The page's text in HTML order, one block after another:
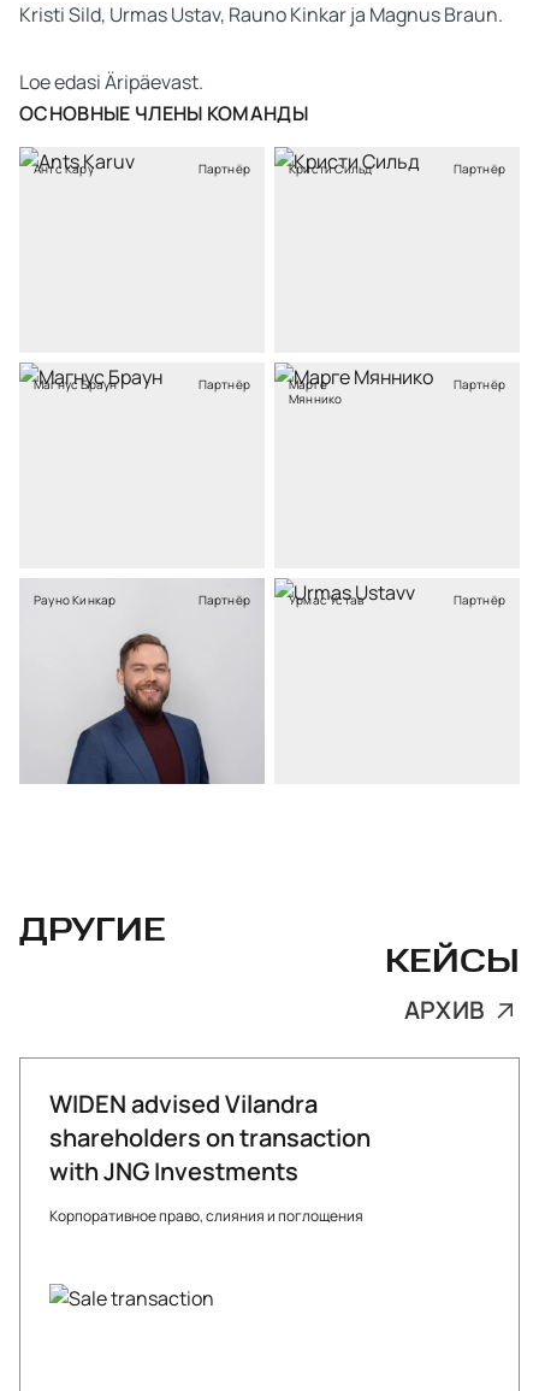
Kristi Sild, Urmas Ustav, Rauno Kinkar ja Magnus Braun.
Loe edasiÄripäevast.
ОСНОВНЫЕ ЧЛЕНЫ КОМАНДЫ
Антс Кару Партнёр Кристи Сильд Партнёр
Магнус Браун Партнёр
Марге
Мяннико
Партнёр
Рауно Кинкар Партнёр Урмас Устав Партнёр
ДРУГИЕ
КЕЙСЫ
АРХИВ
WIDEN advised Vilandra
shareholders on transaction
with JNG Investments
Корпоративное право, слияния и поглощения